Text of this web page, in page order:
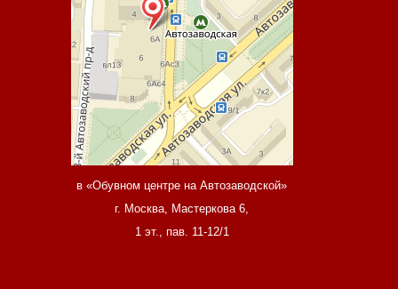
в «Обувном центре на Автозаводской»
г. Москва, Мастеркова 6,
1 эт., пав. 11-12/1